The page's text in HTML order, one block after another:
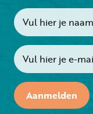
Aanmelden